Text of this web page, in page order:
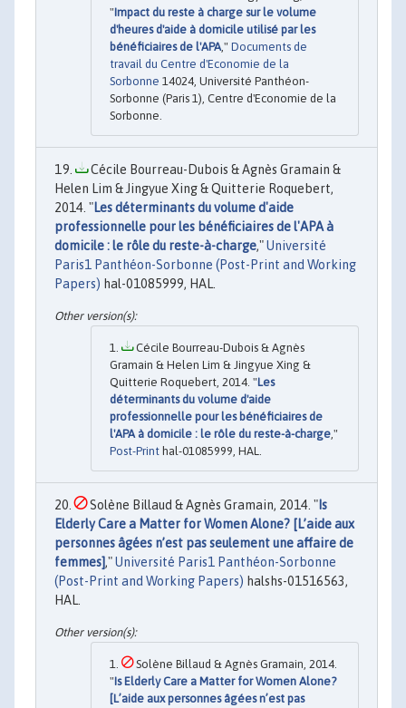
"Impact du reste à charge sur le volume
d'heures d'aide à domicile utilisé par les
bénéficiaires de l'APA ," Documents de
travail du Centre d'Economie de la
Sorbonne 14024, Université Panthéon-
Sorbonne (Paris 1), Centre d'Economie de la
Sorbonne.
Cécile Bourreau-Dubois & Agnès Gramain &
Helen Lim & Jingyue Xing & Quitterie Roquebert,
2014. "Les déterminants du volume d'aide
professionnelle pour les bénéficiaires de l'APA à
domicile : le rôle du reste-à-charge,"Université
Paris1 Panthéon-Sorbonne (Post-Print and Working
Papers) hal-01085999, HAL.
Cécile Bourreau-Dubois & Agnès
Gramain & Helen Lim & Jingyue Xing &
Quitterie Roquebert, 2014. "Les
déterminants du volume d'aide
professionnelle pour les bénéficiaires de
l'APA à domicile : le rôle du reste-à-charge,"
Post-Print hal-01085999, HAL.
Solène Billaud & Agnès Gramain, 2014. " Is
Elderly Care a Matter for Women Alone? [L’aide aux
personnes âgées n’est pas seulement une affaire de
femmes],"Université Paris1 Panthéon-Sorbonne
(Post-Print and Working Papers) halshs-01516563,
HAL.
Solène Billaud & Agnès Gramain, 2014.
"Is Elderly Care a Matter for Women Alone?
[L’aide aux personnes âgées n’est pas